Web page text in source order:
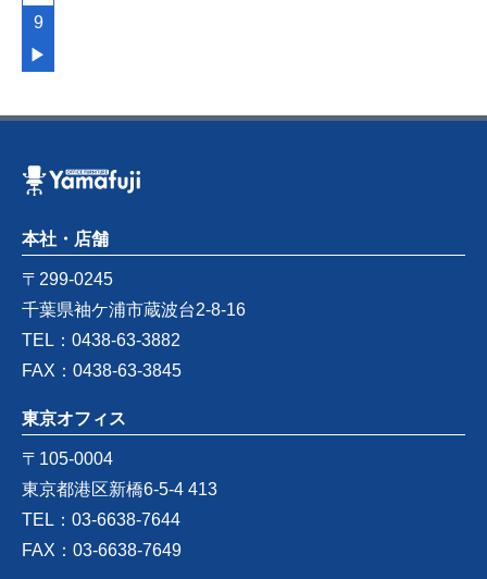
9
▶︎
本社・店舗
〒299-0245
千葉県袖ケ浦市蔵波台2-8-16
TEL：0438-63-3882
FAX：0438-63-3845
東京オフィス
〒105-0004
東京都港区新橋6-5-4 413
TEL：03-6638-7644
FAX：03-6638-7649